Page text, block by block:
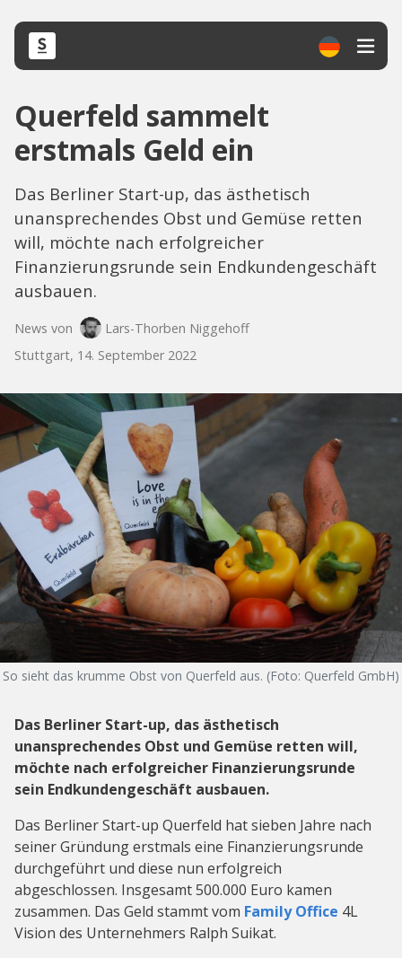
Querfeld sammelt
erstmals Geld ein
Das Berliner Start-up, das ästhetisch
unansprechendes Obst und Gemüse retten
will, möchte nach erfolgreicher
Finanzierungsrunde sein Endkundengeschäft
ausbauen.
News von
Lars-Thorben Niggehoff
Stuttgart, 14. September 2022
So sieht das krumme Obst von Querfeld aus. (Foto: Querfeld GmbH)
Das Berliner Start-up, das ästhetisch
unansprechendes Obst und Gemüse retten will,
möchte nach erfolgreicher Finanzierungsrunde
sein Endkundengeschäft ausbauen.
Das Berliner Start-up Querfeld hat sieben Jahre nach
seiner Gründung erstmals eine Finanzierungsrunde
durchgeführt und diese nun erfolgreich
abgeschlossen. Insgesamt 500.000 Euro kamen
zusammen. Das Geld stammt vom Family Office 4L
Vision des Unternehmers Ralph Suikat.